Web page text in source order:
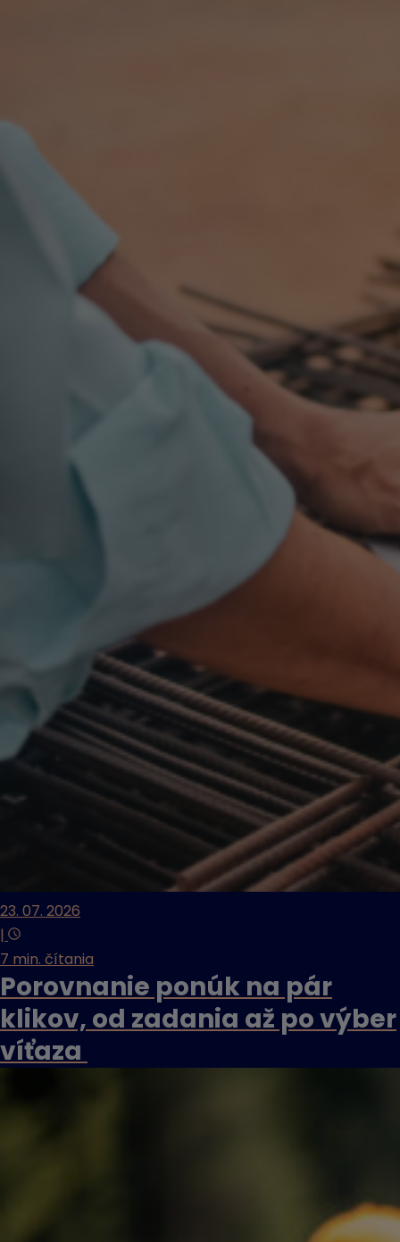
23. 07. 2026
|
7 min. čítania
Porovnanie ponúk na pár
klikov, od zadania až po výber
víťaza